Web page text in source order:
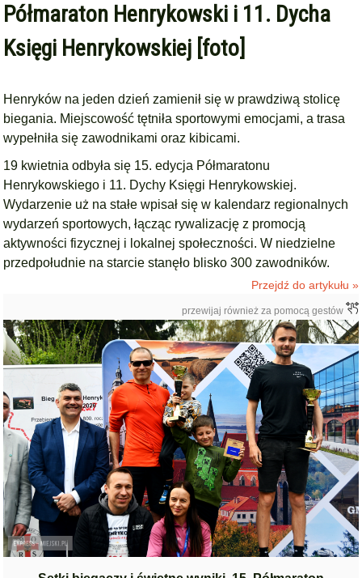
Półmaraton Henrykowski i 11. Dycha
Księgi Henrykowskiej [foto]
Henryków na jeden dzień zamienił się w prawdziwą stolicę
biegania. Miejscowość tętniła sportowymi emocjami, a trasa
wypełniła się zawodnikami oraz kibicami.
19 kwietnia odbyła się 15. edycja Półmaratonu
Henrykowskiego i 11. Dychy Księgi Henrykowskiej.
Wydarzenie uż na stałe wpisał się w kalendarz regionalnych
wydarzeń sportowych, łącząc rywalizację z promocją
aktywności fizycznej i lokalnej społeczności. W niedzielne
przedpołudnie na starcie stanęło blisko 300 zawodników.
Przejdź do artykułu »
przewijaj również za pomocą gestów